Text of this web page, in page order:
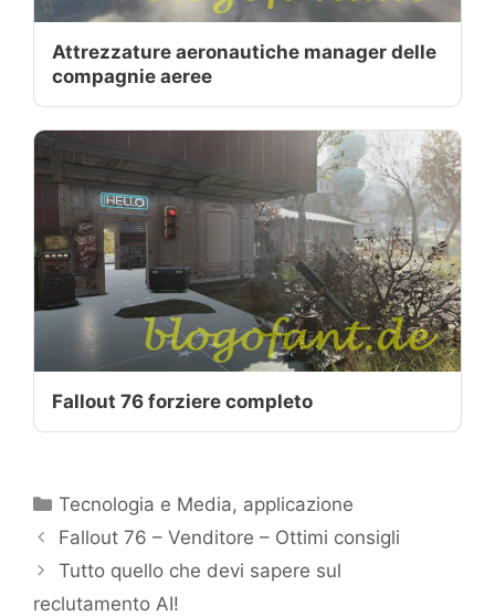
Attrezzature aeronautiche manager delle
compagnie aeree
Fallout 76 forziere completo
Categorie
Tecnologia e Media, applicazione
Fallout 76 – Venditore – Ottimi consigli
Tutto quello che devi sapere sul
reclutamento AI!